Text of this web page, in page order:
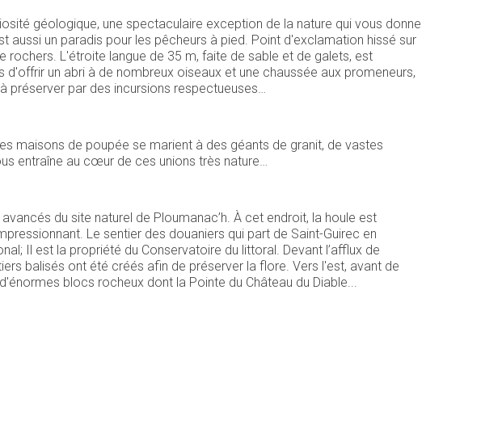
géologique, une spectaculaire exception de la nature qui vous donne
un paradis pour les pêcheurs à pied. Point d'exclamation hissé sur
rochers. L'étroite langue de 35 m, faite de sable et de galets, est
un abri à de nombreux oiseaux et une chaussée aux promeneurs,
préserver par des incursions respectueuses…
maisons de poupée se marient à des géants de granit, de vastes
entraîne au cœur de ces unions très nature…
du site naturel de Ploumanac’h. À cet endroit, la houle est
Le sentier des douaniers qui part de Saint-Guirec en
Il est la propriété du Conservatoire du littoral. Devant l’afflux de
balisés ont été créés afin de préserver la flore. Vers l'est, avant de
blocs rocheux dont la Pointe du Château du Diable...